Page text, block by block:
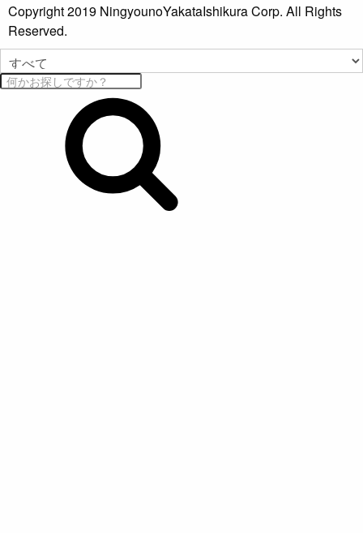
Copyright 2019 NingyounoYakataIshikura Corp. All Rights
Reserved.